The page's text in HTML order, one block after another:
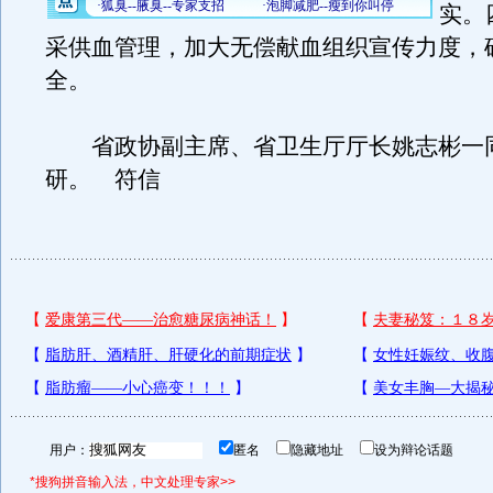
实。
采供血管理，加大无偿献血组织宣传力度，
全。
省政协副主席、省卫生厅厅长姚志彬一
研。 符信
用户： 匿名 隐藏地址 设为辩论话题
*搜狗拼音输入法，中文处理专家>>